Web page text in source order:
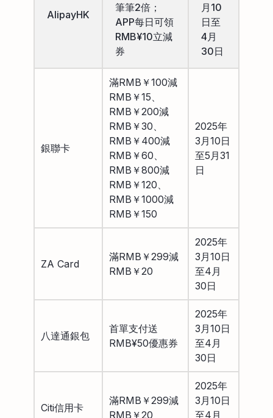
AlipayHK
筆筆2倍；
APP每日可領
RMB¥10立減
券
月10
日至
4月
30日
銀聯卡
滿RMB￥100減
RMB￥15、
RMB￥200減
RMB￥30、
RMB￥400減
RMB￥60、
RMB￥800減
RMB￥120、
RMB￥1000減
RMB￥150
2025年
3月10日
至5月31
日
ZA Card
滿RMB￥299減
RMB￥20
2025年
3月10日
至4月
30日
八達通銀包
首單支付送
RMB¥50優惠券
2025年
3月10日
至4月
30日
Citi信用卡
滿RMB￥299減
RMB￥20
2025年
3月10日
至4月